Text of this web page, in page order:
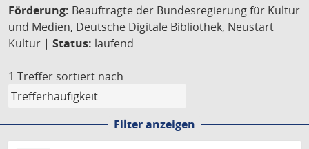
Förderung: Beauftragte der Bundesregierung für Kultur
und Medien, Deutsche Digitale Bibliothek, Neustart
Kultur | Status: laufend
1 Treffer sortiert nach
Filter anzeigen